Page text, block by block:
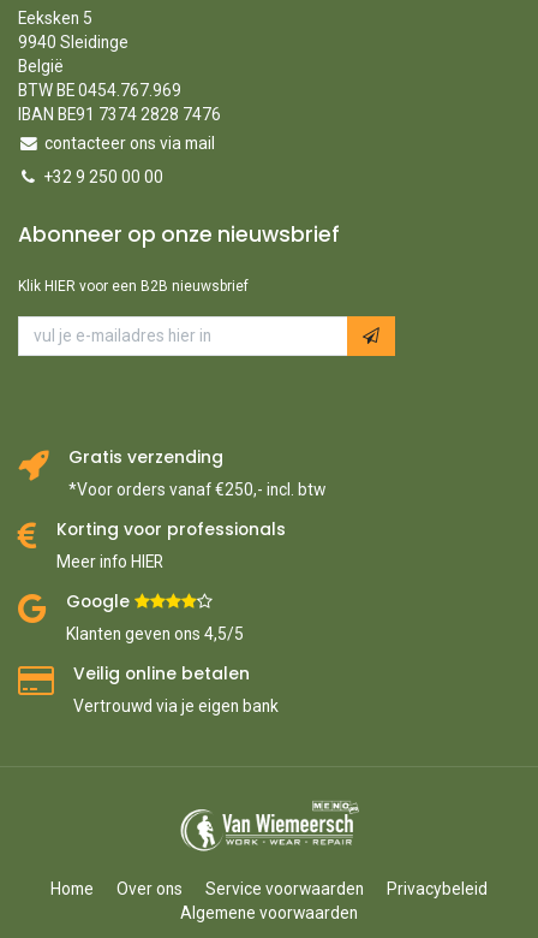
Eeksken 5
9940 Sleidinge
België
BTW BE 0454.767.969
IBAN BE91 7374 2828 7476
contacteer ons via mail
+32 9 250 00 00
Abonneer op onze nieuwsbrief
Klik HIER voor een B2B nieuwsbrief
Gratis verzending
*Voor orders vanaf €250,- incl. btw
Korting voor professionals
Meer info HIER
Google ​
Klanten geven ons 4,5/5
Veilig online betalen
Vertrouwd via je eigen bank
Home Over ons Service voorwaarden
Privacybeleid
Algemene voorwaarden